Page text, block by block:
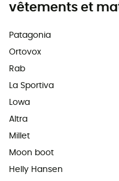
vêtements et
Patagonia
Ortovox
Rab
La Sportiva
Lowa
Altra
Millet
Moon boot
Helly Hansen